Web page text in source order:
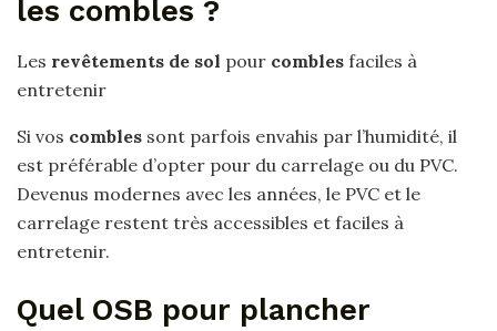
les combles ?
Les revêtements de sol pour combles faciles à
entretenir
Si vos combles sont parfois envahis par l’humidité, il
est préférable d’opter pour du carrelage ou du PVC.
Devenus modernes avec les années, le PVC et le
carrelage restent très accessibles et faciles à
entretenir.
Quel OSB pour plancher